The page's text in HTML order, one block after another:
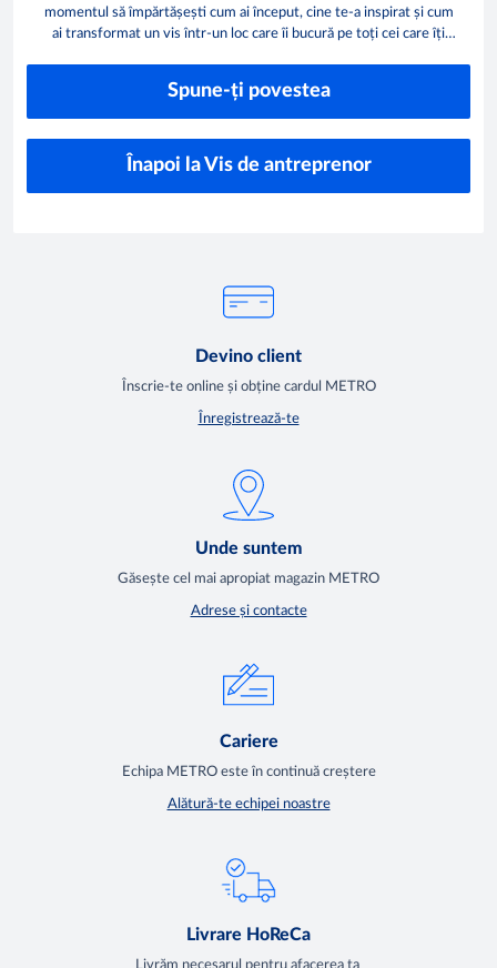
momentul să împărtășești cum ai început, cine te-a inspirat și cum
ai transformat un vis într-un loc care îi bucură pe toți cei care îți
Spune-ți povestea
Înapoi la Vis de antreprenor
Devino client
Înscrie-te online și obține cardul METRO
Înregistrează-te
Unde suntem
Găsește cel mai apropiat magazin METRO
Adrese și contacte
Cariere
Echipa METRO este în continuă creștere
Alătură-te echipei noastre
Livrare HoReCa
Livrăm necesarul pentru afacerea ta